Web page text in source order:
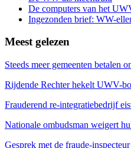
De computers van het
Ingezonden brief: WW-
Meest gelezen
Steeds meer gemeenten betalen
Rijdende Rechter hekelt UWV-
Frauderend re-integratiebedrijf
Nationale ombudsman weigert
Gesprek met de fraude-